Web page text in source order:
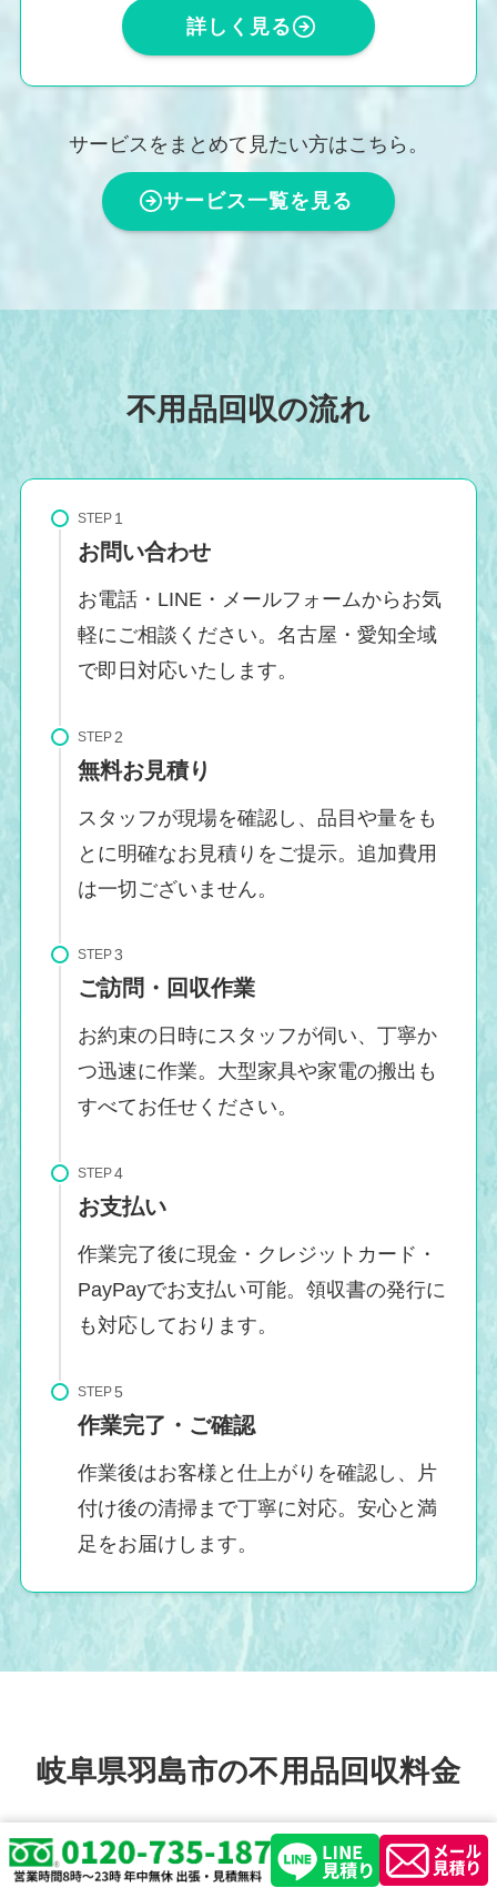
詳しく見る
サービスをまとめて見たい方はこちら。
サービス一覧を見る
不用品回収の流れ
STEP
お問い合わせ
お電話・LINE・メールフォームからお気
軽にご相談ください。名古屋・愛知全域
で即日対応いたします。
STEP
無料お見積り
スタッフが現場を確認し、品目や量をも
とに明確なお見積りをご提示。追加費用
は一切ございません。
STEP
ご訪問・回収作業
お約束の日時にスタッフが伺い、丁寧か
つ迅速に作業。大型家具や家電の搬出も
すべてお任せください。
STEP
お支払い
作業完了後に現金・クレジットカード・
PayPayでお支払い可能。領収書の発行に
も対応しております。
STEP
作業完了・ご確認
作業後はお客様と仕上がりを確認し、片
付け後の清掃まで丁寧に対応。安心と満
足をお届けします。
岐阜県羽島市の不用品回収料金
明朗会計・追加料金なしで安心！名古屋・